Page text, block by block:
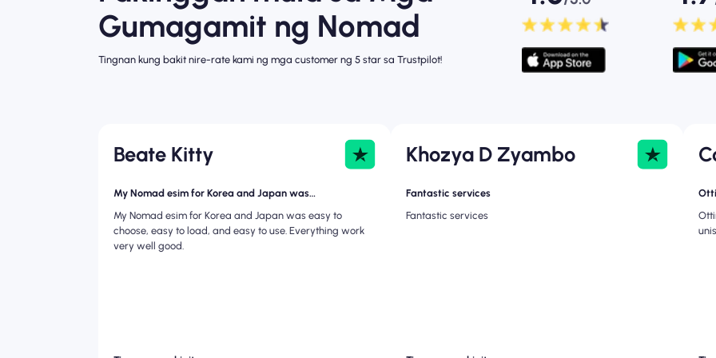
Gumagamit ng Nomad
Tingnan kung bakit nire-rate kami ng mga customer ng 5 star sa Trustpilot!
Beate Kitty
My Nomad esim for Korea and Japan was…
My Nomad esim for Korea and Japan was easy to
choose, easy to load, and easy to use. Everything work
very well good.
Khozya D Zyambo
Fantastic services
Fantastic services